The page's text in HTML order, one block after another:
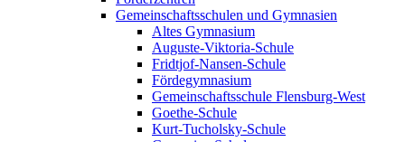
Gemeinschaftsschulen und Gymnasien
Altes Gymnasium
Auguste-Viktoria-Schule
Fridtjof-Nansen-Schule
Fördegymnasium
Gemeinschaftsschule Flensburg-West
Goethe-Schule
Kurt-Tucholsky-Schule